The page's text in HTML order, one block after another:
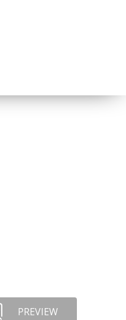
PREVIEW